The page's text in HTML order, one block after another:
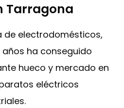
Tarragona
de electrodomésticos,
ha conseguido
hueco y mercado en
eléctricos